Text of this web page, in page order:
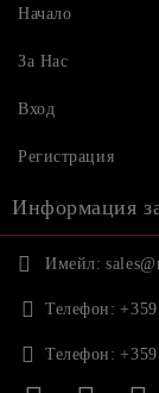
Начало
За Нас
Вход
Регистрация
Информация
Имейл:
Телефон:
Телефон: